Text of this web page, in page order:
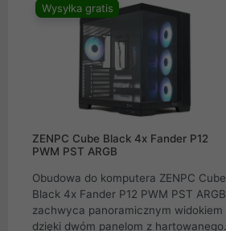
Wysyłka gratis
ZENPC Cube Black 4x Fander P12
PWM PST ARGB
Obudowa do komputera ZENPC Cube
Black 4x Fander P12 PWM PST ARGB
zachwyca panoramicznym widokiem
dzięki dwóm panelom z hartowanego